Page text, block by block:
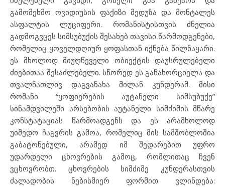
გამომეხმო ოვიდიუსის ფაქიზი მედუზა და მონტალეს
ასფალტის ლუციფერი. რომანისტისთვის ძნელია
გადმოგვცეს სიმსუბუქის შესახებ თავისი წარმოდგენები,
რომელიც ყოველდღიურ ყოფასთან იქნება წილნაყარი.
ეს მხოლოდ მიუღწეველი ობიექტის დაუსრულებელი
ძიებითაა შესაძლებელი. სწორედ ეს განახორციელა და
თვალნათლივ დაგვანახა მილან კუნდერამ. მისი
რომანი “ყოფიერების აუტანელი სიმსუბუქე”
სინამდვილეში არსებობის აუტანელი სიმძიმის მწარე
კონსტატაციას წარმოადგენს და ეს არამხოლოდ
უიმედო ჩაგვრის გამოა, რომელიც მის სამშობლოშია
გაბატონებული, არამედ იმ შედარებით უფრო
უდარდელი ცხოვრების გამოც, რომლითაც ჩვენ
ვცხოვრობთ. ცხოვრების სიმძიმე კუნდერასთვის
ძალადობის ნებისმიერ ფორმით ვლინდება: